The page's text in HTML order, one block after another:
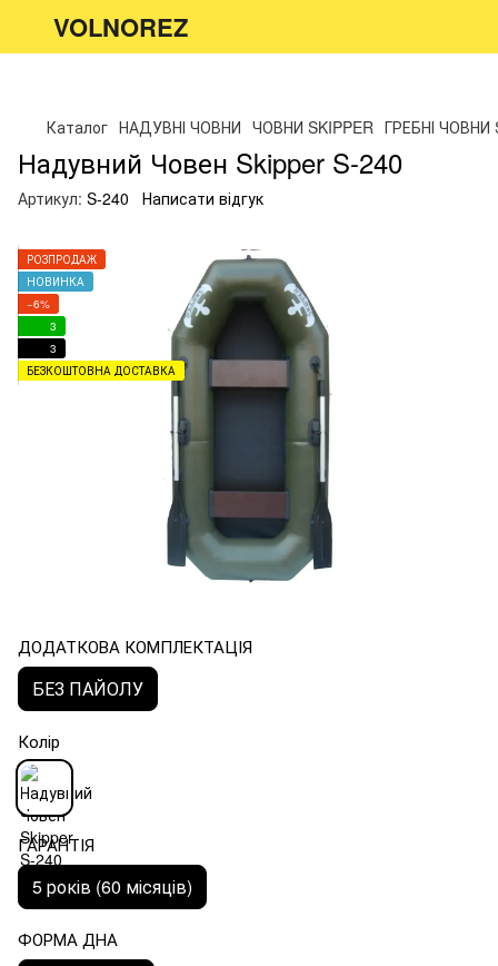
VOLNOREZ
Каталог НАДУВНІ ЧОВНИ ЧОВНИ SKIPPER ГРЕБНІ ЧОВНИ
Надувний Човен Skipper S-240
Артикул: S-240 Написати відгук
РОЗПРОДАЖ
НОВИНКА
−6%
3
3
БЕЗКОШТОВНА ДОСТАВКА
ДОДАТКОВА КОМПЛЕКТАЦІЯ
БЕЗ ПАЙОЛУ
Колір
ГАРАНТІЯ
5 років (60 місяців)
ФОРМА ДНА